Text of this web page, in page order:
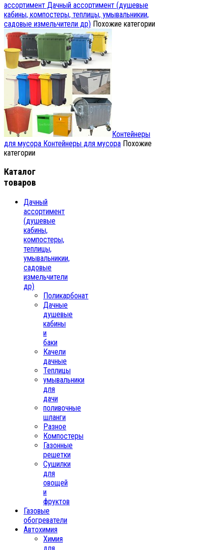
ассортимент Дачный ассортимент (душевые
кабины, компостеры, теплицы, умывальникии,
садовые измельчители др) Похожие категории
Контейнеры
для мусора Контейнеры для мусора Похожие
категории
Каталог
товаров
Дачный
ассортимент
(душевые
кабины,
компостеры,
теплицы,
умывальникии,
садовые
измельчители
др)
Поликарбонат
Дачные
душевые
кабины
и
баки
Качели
дачные
Теплицы
умывальники
для
дачи
поливочные
шланги
Разное
Компостеры
Газонные
решетки
Сушилки
для
овощей
и
фруктов
Газовые
обогреватели
Автохимия
Химия